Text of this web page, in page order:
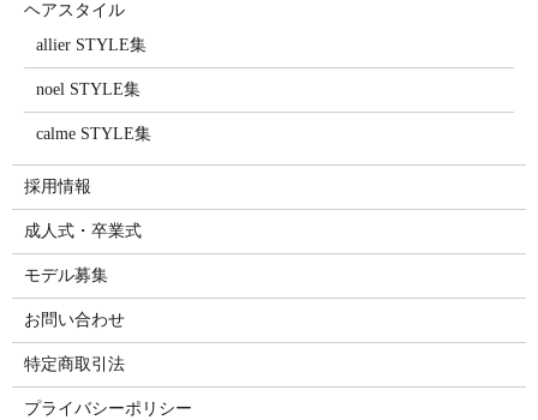
ヘアスタイル
allier STYLE集
noel STYLE集
calme STYLE集
採用情報
成人式・卒業式
モデル募集
お問い合わせ
特定商取引法
プライバシーポリシー